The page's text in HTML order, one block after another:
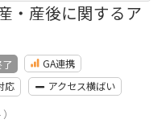
・産後に関するア
GA連携
応 アクセス横ばい